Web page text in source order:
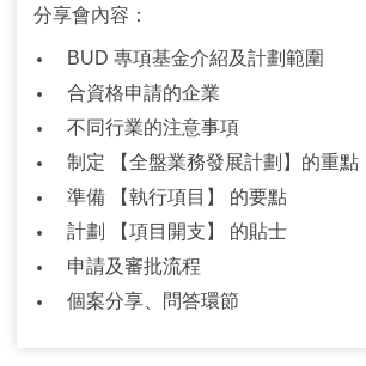
分享會內容：
BUD 專項基金介紹及計劃範圍
合資格申請的企業
不同行業的注意事項
制定 【全盤業務發展計劃】的重點
準備 【執行項目】 的要點
計劃 【項目開支】 的貼士
申請及審批流程
個案分享、問答環節